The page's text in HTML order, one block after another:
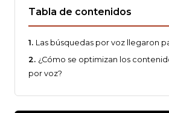
Tabla de contenidos
Las búsquedas por voz llegaron
¿Cómo se optimizan los
por voz?